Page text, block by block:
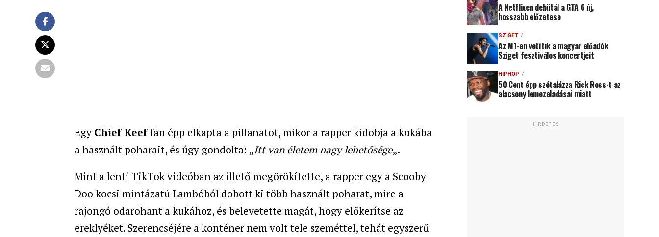
Egy Chief Keeffan épp elkapta a pillanatot, mikor a rapper kidobja a kukába
a használt poharait, és úgy gondolta: „Itt van életem nagy lehetősége„.
Mint a lenti TikTok videóban az illető megörökítette, a rapper egy a Scooby-
Doo kocsi mintázatú Lambóból dobott ki több használt poharat, mire a
rajongó odarohant a kukához, és belevetette magát, hogy előkerítse az
ereklyéket. Szerencséjére a konténer nem volt tele szeméttel, tehát egyszerű
A Netflixen debütál a GTA 6 új,
hosszabb előzetese
SZIGET
Az M1-en vetítik a magyar előadók
Sziget fesztiválos koncertjeit
HIPHOP
50 Cent épp szétalázza Rick Ross-t az
alacsony lemezeladásai miatt
HIRDETÉS